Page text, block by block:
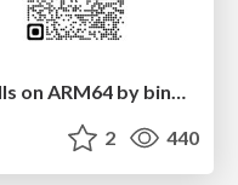
svc-hook: hooking system calls on ARM64 by binary rewriting
2 440